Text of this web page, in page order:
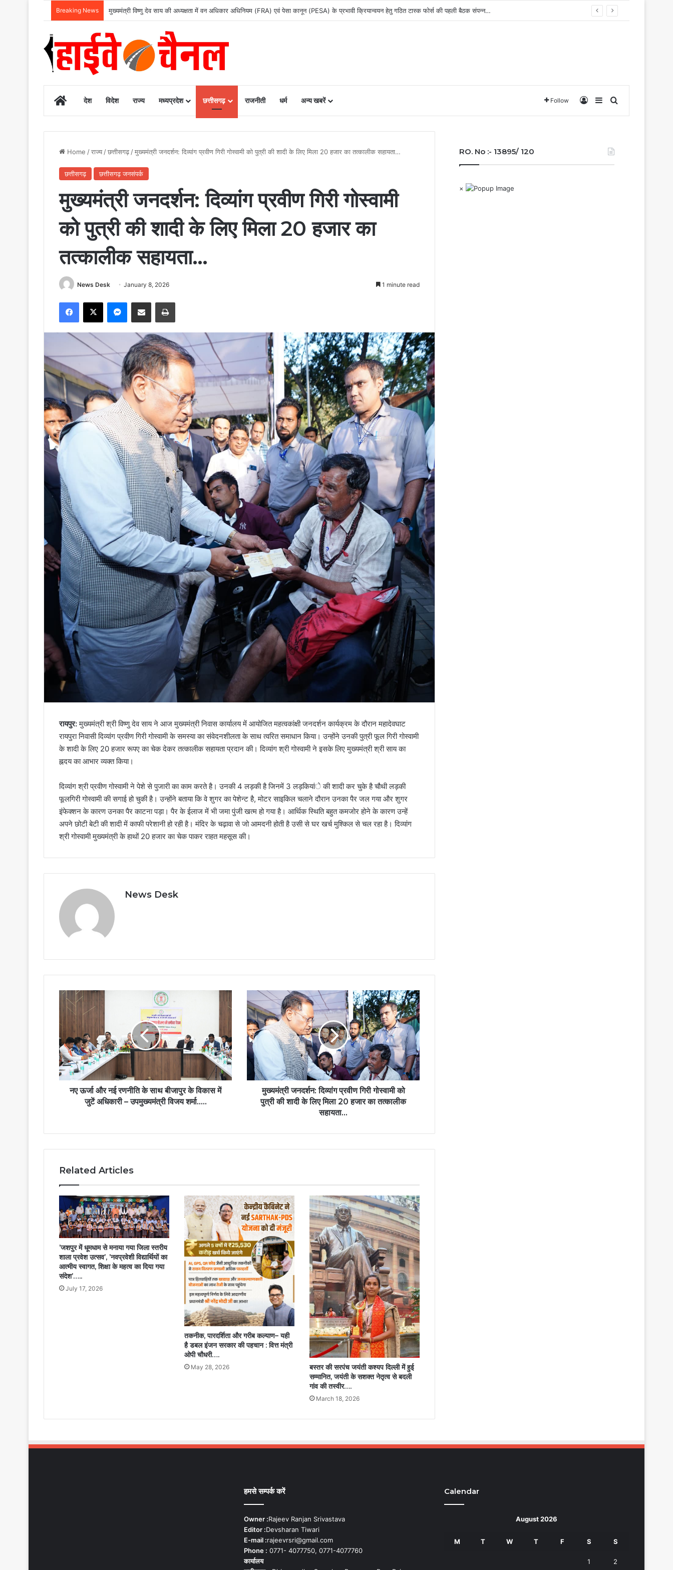
Breaking News मुख्यमंत्री विष्णु देव साय की अध्यक्षता में वन अधिकार अधिनियम (FRA) एवं पेसा कानून (PESA) के प्रभावी क्रियान्वयन हेतु गठित टास्क फोर्स की पहली बैठक संपन्न…
Homeदेश विदेश राज्य मध्यप्रदेश छत्तीसगढ़ राजनीती धर्म अन्य खबरें Follow Log InSidebar
Home /राज्य /छत्तीसगढ़ /मुख्यमंत्री जनदर्शन: दिव्यांग प्रवीण गिरी गोस्वामी को पुत्री की शादी के लिए मिला 20 हजार का तत्कालीक सहायता…
छत्तीसगढ़ छत्तीसगढ़ जनसंपर्क
मुख्यमंत्री जनदर्शन: दिव्यांग प्रवीण गिरी गोस्वामी
को पुत्री की शादी के लिए मिला 20 हजार का
तत्कालीक सहायता…
News Desk January 8, 2026 1 minute read
Facebook
X Messenger
Share via Email Print
रायपुर:मुख्यमंत्री श्री विष्णु देव साय ने आज मुख्यमंत्री निवास कार्यालय में आयोजित महत्वकांक्षी जनदर्शन कार्यक्रम के दौरान महादेवघाट
रायपुरा निवासी दिव्यांग प्रवीण गिरी गोस्वामी के समस्या का संवेदनशीलता के साथ त्वरित समाधान किया। उन्होंने उनकी पुत्री फूल गिरी गोस्वामी
के शादी के लिए 20 हजार रूपए का चेक देकर तत्कालीक सहायता प्रदान की। दिव्यांग श्री गोस्वामी ने इसके लिए मुख्यमंत्री श्री साय का
ह्नदय का आभार व्यक्त किया।
दिव्यांग श्री प्रवीण गोस्वामी ने पेशे से पुजारी का काम करते है। उनकी 4 लड़की है जिनमें 3 लड़कियांे की शादी कर चुके है चौथी लड़की
फूलगिरी गोस्वामी की सगाई हो चुकी है। उन्होंने बताया कि वे शुगर का पेशेन्ट है, मोटर साइकिल चलाने दौरान उनका पैर जल गया और शुगर
इंफेक्शन के कारण उनका पैर काटना पड़ा। पैर के ईलाज में भी जमा पुंजी खत्म हो गया है। आर्थिक स्थिति बहुत कमजोर होने के कारण उन्हें
अपने छोटी बेटी की शादी में काफी परेशानी हो रही है। मंदिर के चढ़ावा से जो आमदनी होती है उसी से घर खर्च मुश्किल से चल रहा है। दिव्यांग
श्री गोस्वामी मुख्यमंत्री के हाथों 20 हजार का चेक पाकर राहत महसूस की।
News Desk
नए
ऊर्जा
नई
रणनीति
के
साथ
बीजापुर
के
विकासनए ऊर्जा और नई रणनीति के साथ बीजापुर के विकास में
जुटें अधिकारी – उपमुख्यमंत्री विजय शर्मा…..
मुख्यमंत्री
जनदर्शन:
दिव्यांग
प्रवीण
गिरी
गोस्वामी
को
पुत्री
की
मुख्यमंत्री जनदर्शन: दिव्यांग प्रवीण गिरी गोस्वामी को
पुत्री की शादी के लिए मिला 20 हजार का तत्कालीक
सहायता…
Related Articles
’जशपुर में धूमधाम से मनाया गया जिला स्तरीय
शाला प्रवेश उत्सव’, ’नवप्रवेशी विद्यार्थियों का
आत्मीय स्वागत, शिक्षा के महत्व का दिया गया
संदेश’…..
July 17, 2026
तकनीक, पारदर्शिता और गरीब कल्याण– यही
है डबल इंजन सरकार की पहचान : वित्त मंत्री
ओपी चौधरी….
May 28, 2026
बस्तर की सरपंच जयंती कश्यप दिल्ली में हुई
सम्मानित, जयंती के सशक्त नेतृत्व से बदली
गांव की तस्वीर….
March 18, 2026
RO. No :- 13895/ 120
×
हमसे सम्पर्क करें
Owner :Rajeev Ranjan Srivastava
Editor :Devsharan Tiwari
E-mail :rajeevrsri@gmail.com
Phone : 0771- 4077750, 0771-4077760
कार्यालय
Calendar
August 2026
M T W T F S S
1 2